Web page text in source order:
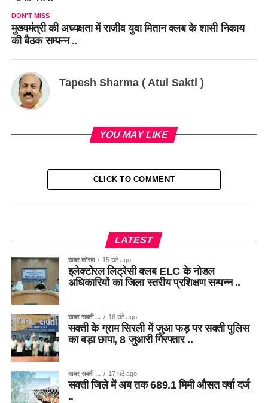
DON'T MISS
मुख्यमंत्री की अध्यक्षता में राजीव युवा मितान क्लब के शासी निकाय
की बैठक सम्पन्न ..
Tapesh Sharma ( Atul Sakti )
YOU MAY LIKE
CLICK TO COMMENT
LATEST
खबर कोरबा 15 घंटे ago
इलेक्टोरल लिट्रेसी क्लब ELC के नोडल
अधिकारियों का जिला स्तरीय प्रशिक्षण सम्पन्न ..
खबर सक्ती ... 16 घंटे ago
सक्ती के ग्राम सिरली में जुआ फड़ पर सक्ती पुलिस
का बड़ा छापा, 8 जुआरी गिरफ्तार ..
खबर सक्ती ... 17 घंटे ago
सक्ती जिले में अब तक 689.1 मिमी औसत वर्षा दर्ज
..